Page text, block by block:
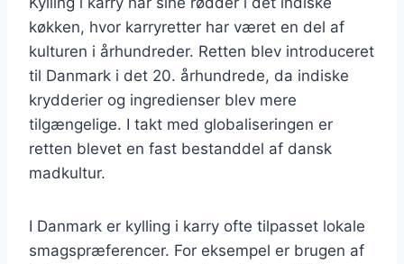
køkken, hvor karryretter har været en del af
kulturen i århundreder. Retten blev introduceret
til Danmark i det 20. århundrede, da indiske
krydderier og ingredienser blev mere
tilgængelige. I takt med globaliseringen er
retten blevet en fast bestanddel af dansk
madkultur.
I Danmark er kylling i karry ofte tilpasset lokale
smagspræferencer. For eksempel er brugen af